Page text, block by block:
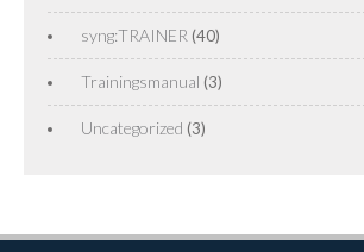
syng:TRAINER (40)
Trainingsmanual (3)
Uncategorized (3)